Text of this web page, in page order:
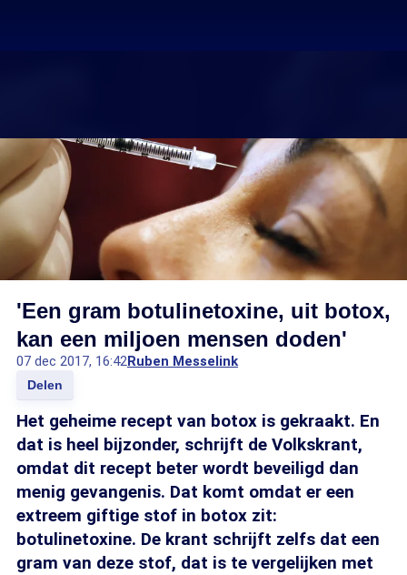
'Een gram botulinetoxine, uit botox,
kan een miljoen mensen doden'
07 dec 2017, 16:42Ruben Messelink
Delen
Het geheime recept van botox is gekraakt. En
dat is heel bijzonder, schrijft de Volkskrant,
omdat dit recept beter wordt beveiligd dan
menig gevangenis. Dat komt omdat er een
extreem giftige stof in botox zit:
botulinetoxine. De krant schrijft zelfs dat een
gram van deze stof, dat is te vergelijken met